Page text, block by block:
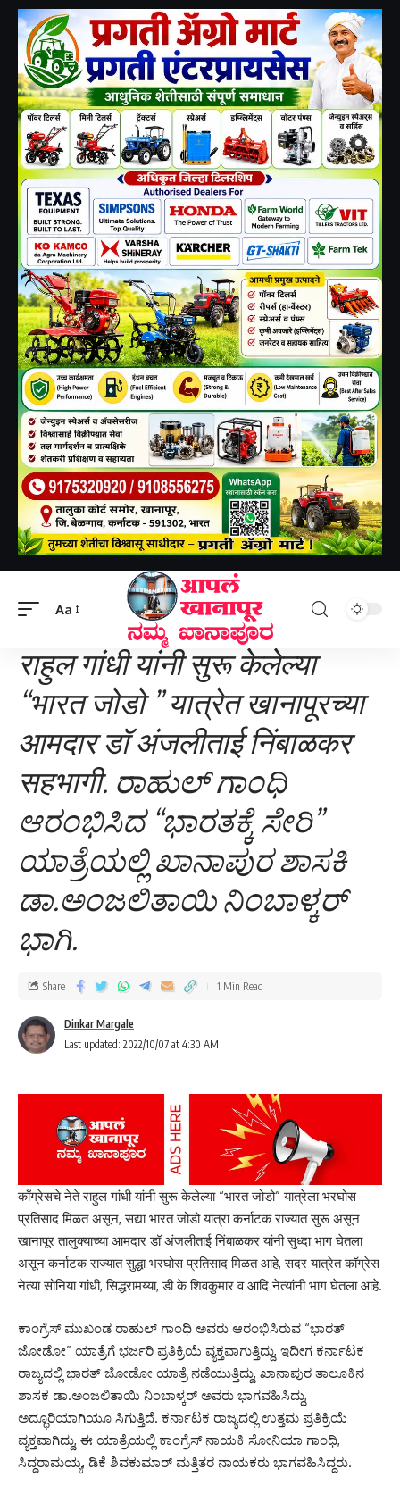
Aa
Uncategorized>राहुल गांधी यांनी सुरू केलेल्या “भारत जोडो ” यात्रेत खानापूरच्या आमदार डॉ अंजलीताई निंबाळकर सहभागी.
राहुल गांधी यांनी सुरू केलेल्या
“भारत जोडो ” यात्रेत खानापूरच्या
आमदार डॉ अंजलीताई निंबाळकर
सहभागी. ರಾಹುಲ್ ಗಾಂಧಿ
ಆರಂಭಿಸಿದ “ಭಾರತಕ್ಕೆ ಸೇರಿ”
ಯಾತ್ರೆಯಲ್ಲಿ ಖಾನಾಪುರ ಶಾಸಕಿ
ಡಾ.ಅಂಜಲಿತಾಯಿ ನಿಂಬಾಳ್ಕರ್
ಭಾಗಿ.
Last updated: 2022/10/07 at 4:30 AM
Dinkar Margale
Share 1 Min Read
काँग्रेसचे नेते राहुल गांधी यांनी सुरू केलेल्या “भारत जोडो” यात्रेला भरघोस
प्रतिसाद मिळत असून, सद्या भारत जोडो यात्रा कर्नाटक राज्यात सुरू असून
खानापूर तालुक्याच्या आमदार डॉ अंजलीताई निंबाळकर यांनी सुध्दा भाग घेतला
असून कर्नाटक राज्यात सुद्धा भरघोस प्रतिसाद मिळत आहे, सदर यात्रेत कॉग्रेस
नेत्या सोनिया गांधी, सिद्धरामय्या, डी के शिवकुमार व आदि नेत्यांनी भाग घेतला आहे.
ಕಾಂಗ್ರೆಸ್ ಮುಖಂಡ ರಾಹುಲ್ ಗಾಂಧಿ ಅವರು ಆರಂಭಿಸಿರುವ “ಭಾರತ್
ಜೋಡೋ” ಯಾತ್ರೆಗೆ ಭರ್ಜರಿ ಪ್ರತಿಕ್ರಿಯೆ ವ್ಯಕ್ತವಾಗುತ್ತಿದ್ದು, ಇದೀಗ ಕರ್ನಾಟಕ
ರಾಜ್ಯದಲ್ಲಿ ಭಾರತ್ ಜೋಡೋ ಯಾತ್ರೆ ನಡೆಯುತ್ತಿದ್ದು, ಖಾನಾಪುರ ತಾಲೂಕಿನ
ಶಾಸಕ ಡಾ.ಅಂಜಲಿತಾಯಿ ನಿಂಬಾಳ್ಕರ್ ಅವರು ಭಾಗವಹಿಸಿದ್ದು,
ಅದ್ಧೂರಿಯಾಗಿಯೂ ಸಿಗುತ್ತಿದೆ. ಕರ್ನಾಟಕ ರಾಜ್ಯದಲ್ಲಿ ಉತ್ತಮ ಪ್ರತಿಕ್ರಿಯೆ
ವ್ಯಕ್ತವಾಗಿದ್ದು, ಈ ಯಾತ್ರೆಯಲ್ಲಿ ಕಾಂಗ್ರೆಸ್ ನಾಯಕಿ ಸೋನಿಯಾ ಗಾಂಧಿ,
ಸಿದ್ದರಾಮಯ್ಯ, ಡಿಕೆ ಶಿವಕುಮಾರ್ ಮತ್ತಿತರ ನಾಯಕರು ಭಾಗವಹಿಸಿದ್ದರು.